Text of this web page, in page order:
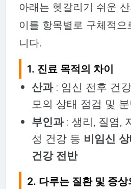
아래는 헷갈리기 쉬운
이를 항목별로 구체적으
니다.
1. 진료 목적의 차이
산과 : 임신 전후 건
모의 상태 점검 및
부인과 : 생리, 질염,
성 건강 등 비임신
건강 전반
2. 다루는 질환 및 증상